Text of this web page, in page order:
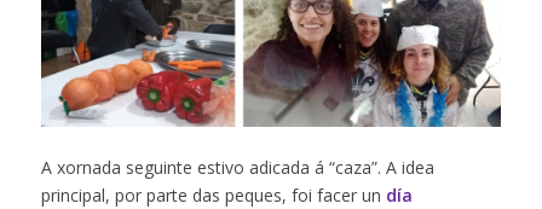
A xornada seguinte estivo adicada á “caza”. A idea
principal, por parte das peques, foi facer un día